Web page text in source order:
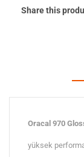
grey
adet
Share this
Oracal 970
yüksek